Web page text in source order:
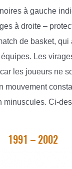
à gauche
à droite –
de basket, qui
Les
les joueurs ne
mouvement
minuscules. Ci-
1991 – 2002